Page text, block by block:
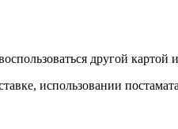
другой картой
использовании